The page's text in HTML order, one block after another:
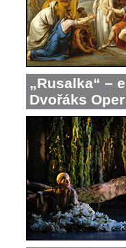
„Rusalka“ –
Dvořáks Oper